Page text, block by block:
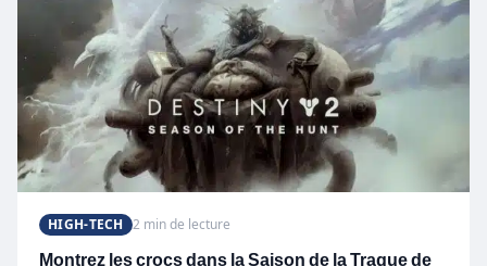
HIGH-TECH 2 min de lecture
Montrez les crocs dans la Saison de la Traque de